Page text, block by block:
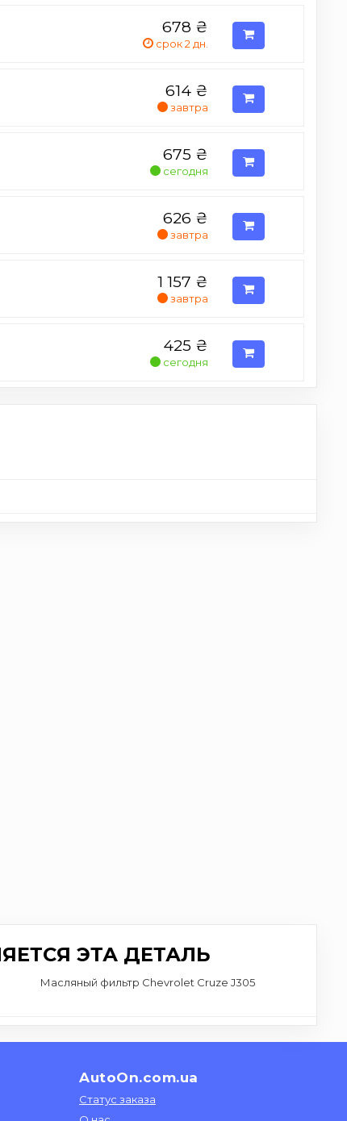
678 ₴
срок 2 дн.
614 ₴
завтра
675 ₴
сегодня
626 ₴
завтра
1 157 ₴
завтра
425 ₴
сегодня
ЭТА ДЕТАЛЬ
Масляный фильтр Chevrolet Cruze J305
AutoOn.com.ua
Статус заказа